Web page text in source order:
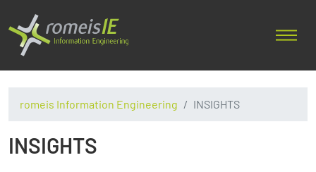
romeis Information Engineering INSIGHTS
INSIGHTS